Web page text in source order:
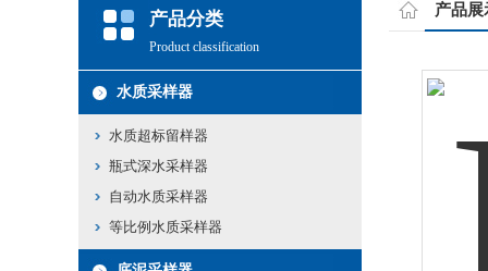
产品分类
Product classification
水质采样器
水质超标留样器
瓶式深水采样器
自动水质采样器
等比例水质采样器
产品展